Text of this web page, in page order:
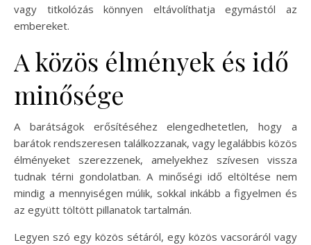
vagy titkolózás könnyen eltávolíthatja egymástól az
embereket.
A közös élmények és idő
minősége
A barátságok erősítéséhez elengedhetetlen, hogy a
barátok rendszeresen találkozzanak, vagy legalábbis közös
élményeket szerezzenek, amelyekhez szívesen vissza
tudnak térni gondolatban. A minőségi idő eltöltése nem
mindig a mennyiségen múlik, sokkal inkább a figyelmen és
az együtt töltött pillanatok tartalmán.
Legyen szó egy közös sétáról, egy közös vacsoráról vagy